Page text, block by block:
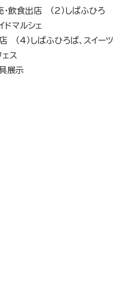
・飲食出店 （2）しばふひろ
ドマルシェ
4）しばふひろば、スイーツ
ス
展示